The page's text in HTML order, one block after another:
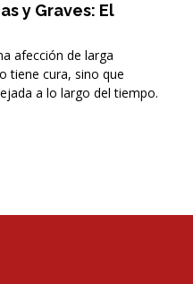
y Graves: El
afección de larga
tiene cura, sino que
a lo largo del tiempo.